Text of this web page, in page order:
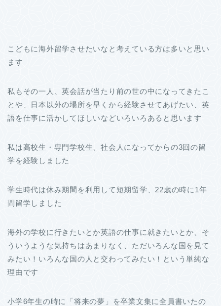
こどもに海外留学させたいなと考えている方は多いと思い
ます
私もその一人、英会話が当たり前の世の中になってきたこ
とや、日本以外の場所を早くから経験させてあげたい、英
語を仕事に活かしてほしいなどいろいろあると思います
私は高校生・専門学校生、社会人になってからの3回の留
学を経験しました
学生時代は休み期間を利用して短期留学、22歳の時に1年
間留学しました
海外の学校に行きたいとか英語の仕事に就きたいとか、そ
ういうような気持ちはあまりなく、ただいろんな国を見て
みたい！いろんな国の人と交わってみたい！という単純な
理由です
小学6年生の時に「将来の夢」を卒業文集に全員書いたの